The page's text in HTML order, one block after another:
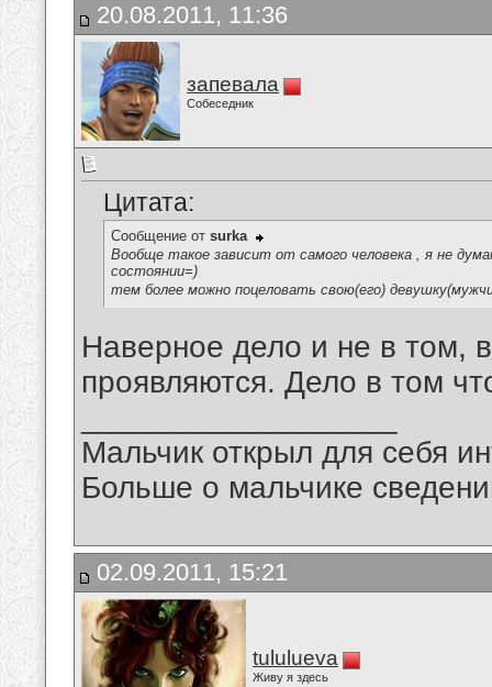
20.08.2011, 11:36
запевала
Собеседник
Цитата:
Сообщение от surka
Вообще такое зависит от самого человека , я не
состоянии=)
тем более можно поцеловать свою(его)
Наверное дело и не в том,
проявляются. Дело в том
Мальчик открыл для себя
Больше о мальчике
02.09.2011, 15:21
tululueva
Живу я здесь